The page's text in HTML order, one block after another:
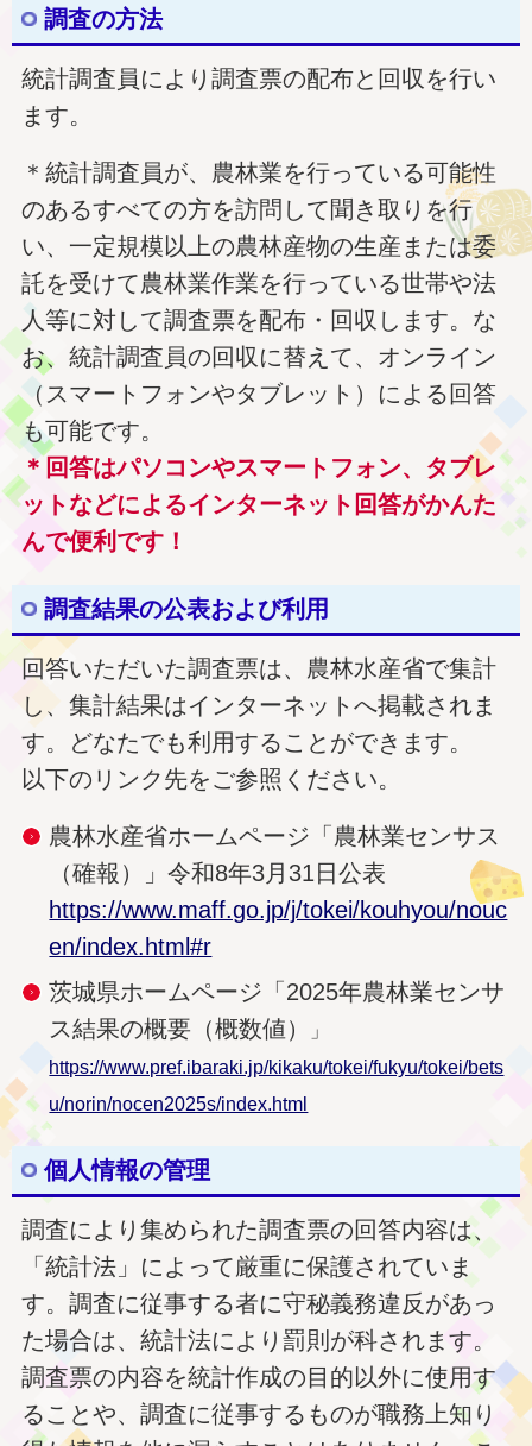
調査の方法
統計調査員により調査票の配布と回収を行い
ます。
＊統計調査員が、農林業を行っている可能性
のあるすべての方を訪問して聞き取りを行
い、一定規模以上の農林産物の生産または委
託を受けて農林業作業を行っている世帯や法
人等に対して調査票を配布・回収します。な
お、統計調査員の回収に替えて、オンライン
（スマートフォンやタブレット）による回答
も可能です。
＊回答はパソコンやスマートフォン、タブレ
ットなどによるインターネット回答がかんた
んで便利です！
調査結果の公表および利用
回答いただいた調査票は、農林水産省で集計
し、集計結果はインターネットへ掲載されま
す。どなたでも利用することができます。
以下のリンク先をご参照ください。
農林水産省ホームページ「農林業センサス
（確報）」令和8年3月31日公表
https://www.maff.go.jp/j/tokei/kouhyou/nouc
en/index.html#r
茨城県ホームページ「2025年農林業センサ
ス結果の概要（概数値）
」
https://www.pref.ibaraki.jp/kikaku/tokei/fukyu/tokei/bets
u/norin/nocen2025s/index.html
個人情報の管理
調査により集められた調査票の回答内容は、
「統計法」によって厳重に保護されていま
す。調査に従事する者に守秘義務違反があっ
た場合は、統計法により罰則が科されます。
調査票の内容を統計作成の目的以外に使用す
ることや、調査に従事するものが職務上知り